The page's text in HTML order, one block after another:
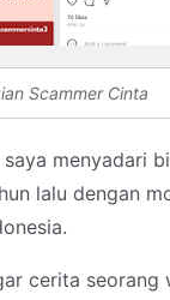
Scammer Cinta
menyadari
lalu dengan
cerita